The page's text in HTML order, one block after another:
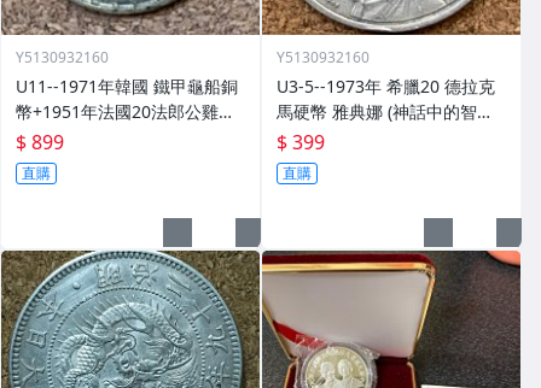
Y5130932160
U11--1971年韓國 鐵甲龜船銅
幣+1951年法國20法郎公雞鋁
青銅+1958年埃及 10 米利姆獅
身人面像鋁青銅共3枚
$ 899
直購
Y5130932160
U3-5--1973年 希臘20 德拉克
馬硬幣 雅典娜 (神話中的智慧
女神)與不死鳥
$ 399
直購